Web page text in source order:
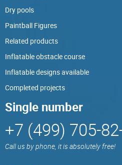
Dry pools
Paintball Figures
Related products
Inflatable obstacle course
Inflatable designs available
Completed projects
Single number
+7 (499) 705-
Call us by phone, it is absolutely free!